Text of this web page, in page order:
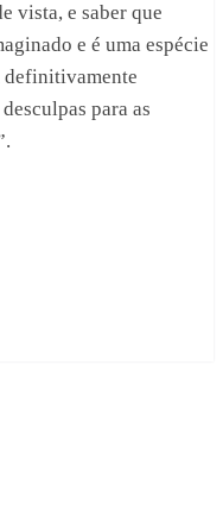
vista, e saber que
e é uma espécie
definitivamente
para as